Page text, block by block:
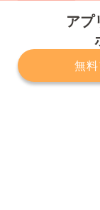
アプ
無
プライ
サービスに関